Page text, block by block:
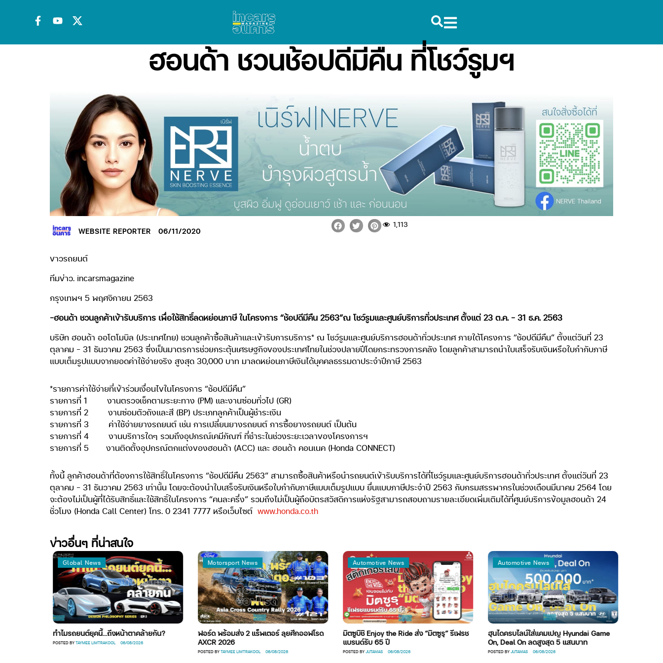
ฮอนด้า ชวนช้อปดีมีคืน ที่โชว์รูมฯ
WEBSITE REPORTER 06/11/2020
1,113
ขาวรถยนต์
ทีมข่าว. incarsmagazine
กรุงเทพฯ 5 พฤศจิกายน 2563
-ฮอนด้า ชวนลูกค้าเข้ารับบริการ เพื่อใช้สิทธิ์ลดหย่อนภาษี ในโครงการ “ช้อปดีมีคืน 2563”ณ โชว์รูมและศูนย์บริการทั่วประเทศ ตั้งแต่ 23 ต.ค. – 31 ธ.ค. 2563
บริษัท ฮอนด้า ออโตโมบิล (ประเทศไทย) ชวนลูกค้าซื้อสินค้าและเข้ารับการบริการ* ณ โชว์รูมและศูนย์บริการฮอนด้าทั่วประเทศ ภายใต้โครงการ “ช้อปดีมีคืน” ตั้งแต่วันที่ 23
ตุลาคม – 31 ธันวาคม 2563 ซึ่งเป็นมาตรการช่วยกระตุ้นเศรษฐกิจของประเทศไทยในช่วงปลายปีโดยกระทรวงการคลัง โดยลูกค้าสามารถนำใบเสร็จรับเงินหรือใบกำกับภาษี
แบบเต็มรูปแบบจากยอดค่าใช้จ่ายจริง สูงสุด 30,000 บาท มาลดหย่อนภาษีเงินได้บุคคลธรรมดาประจำปีภาษี 2563
*รายการค่าใช้จ่ายที่เข้าร่วมเงื่อนไขในโครงการ “ช้อปดีมีคืน”
รายการที่ 1 งานตรวจเช็กตามระยะทาง (PM) และงานซ่อมทั่วไป (GR)
รายการที่ 2 งานซ่อมตัวถังและสี (BP) ประเภทลูกค้าเป็นผู้ชำระเงิน
รายการที่ 3
ค่าใช้จ่ายยางรถยนต์ เช่น การเปลี่ยนยางรถยนต์ การซื้อยางรถยนต์ เป็นต้น
รายการที่ 4
งานบริการใดๆ รวมถึงอุปกรณ์เคมีภัณฑ์ ที่ชำระในช่วงระยะเวลาของโครงการฯ
รายการที่ 5
งานติดตั้งอุปกรณ์ตกแต่งของฮอนด้า (ACC) และ ฮอนด้า คอนเนค (Honda CONNECT)
ทั้งนี้ ลูกค้าฮอนด้าที่ต้องการใช้สิทธิ์ในโครงการ “ช้อปดีมีคืน 2563” สามารถซื้อสินค้าหรือนำรถยนต์เข้ารับบริการได้ที่โชว์รูมและศูนย์บริการฮอนด้าทั่วประเทศ ตั้งแต่วันที่ 23
ตุลาคม – 31 ธันวาคม 2563 เท่านั้น โดยจะต้องนำใบเสร็จรับเงินหรือใบกำกับภาษีแบบเต็มรูปแบบ ยื่นแบบภาษีประจำปี 2563 กับกรมสรรพากรในช่วงเดือนมีนาคม 2564 โดย
จะต้องไม่เป็นผู้ที่ได้รับสิทธิ์และใช้สิทธิ์ในโครงการ “คนละครึ่ง” รวมถึงไม่เป็นผู้ถือบัตรสวัสดิการแห่งรัฐสามารถสอบถามรายละเอียดเพิ่มเติมได้ที่ศูนย์บริการข้อมูลฮอนด้า 24
ชั่วโมง (Honda Call Center) โทร. 0 2341 7777 หรือเว็บไซต์ www.honda.co.th
ข่าวอื่นๆ ที่น่าสนใจ
Global News
ทำไมรถยนต์ยุคนี้…ถึงหน้าตาคล้ายกัน?
POSTED BYTAYMEE LIMTRAKOOL 06/08/2026
Motorsport News
ฟอร์ด พร้อมส่ง 2 แร็พเตอร์ ลุยศึกออฟโรด
AXCR 2026
POSTED BYTAYMEE LIMTRAKOOL 06/08/2026
Automotive News
มิตซูบิชิ Enjoy the Ride ส่ง “มิตซูรุ” รีเฟรช
แบรนด์รับ 65 ปี
POSTED BYJUTAMAS 06/08/2026
Automotive News
ฮุนไดครบไลน์ใส่แคมเปญ Hyundai Game
On, Deal On ลดสูงสุด 5 แสนบาท
POSTED BYJUTAMAS 06/08/2026